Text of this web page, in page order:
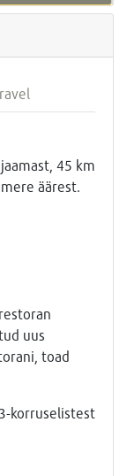
45 km
äärest.
uus
toad
korruselistest